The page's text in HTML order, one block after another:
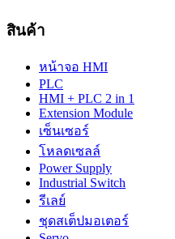
สินค้า
หน้าจอ HMI
PLC
HMI + PLC 2 in 1
Extension Module
เซ็นเซอร์
โหลดเซลล์
Power Supply
Industrial Switch
รีเลย์
ชุดสเต็ปมอเตอร์